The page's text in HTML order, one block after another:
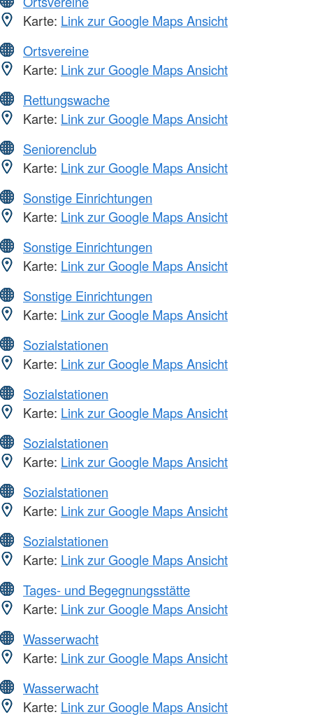
Karte: Link zur Google Maps Ansicht
Ortsvereine
Karte: Link zur Google Maps Ansicht
Rettungswache
Karte: Link zur Google Maps Ansicht
Seniorenclub
Karte: Link zur Google Maps Ansicht
Sonstige Einrichtungen
Karte: Link zur Google Maps Ansicht
Sonstige Einrichtungen
Karte: Link zur Google Maps Ansicht
Sonstige Einrichtungen
Karte: Link zur Google Maps Ansicht
Sozialstationen
Karte: Link zur Google Maps Ansicht
Sozialstationen
Karte: Link zur Google Maps Ansicht
Sozialstationen
Karte: Link zur Google Maps Ansicht
Sozialstationen
Karte: Link zur Google Maps Ansicht
Sozialstationen
Karte: Link zur Google Maps Ansicht
Tages- und Begegnungsstätte
Karte: Link zur Google Maps Ansicht
Wasserwacht
Karte: Link zur Google Maps Ansicht
Wasserwacht
Karte: Link zur Google Maps Ansicht